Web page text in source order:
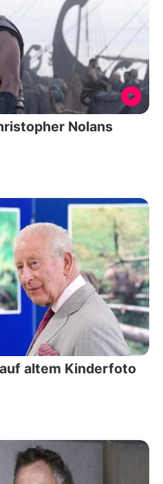
Nolans
altem Kinderfoto